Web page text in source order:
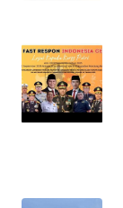
WN
BALI
WN
KALTENG